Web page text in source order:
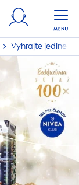
Vyhrajte